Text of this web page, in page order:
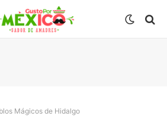
Mágicos de Hidalgo